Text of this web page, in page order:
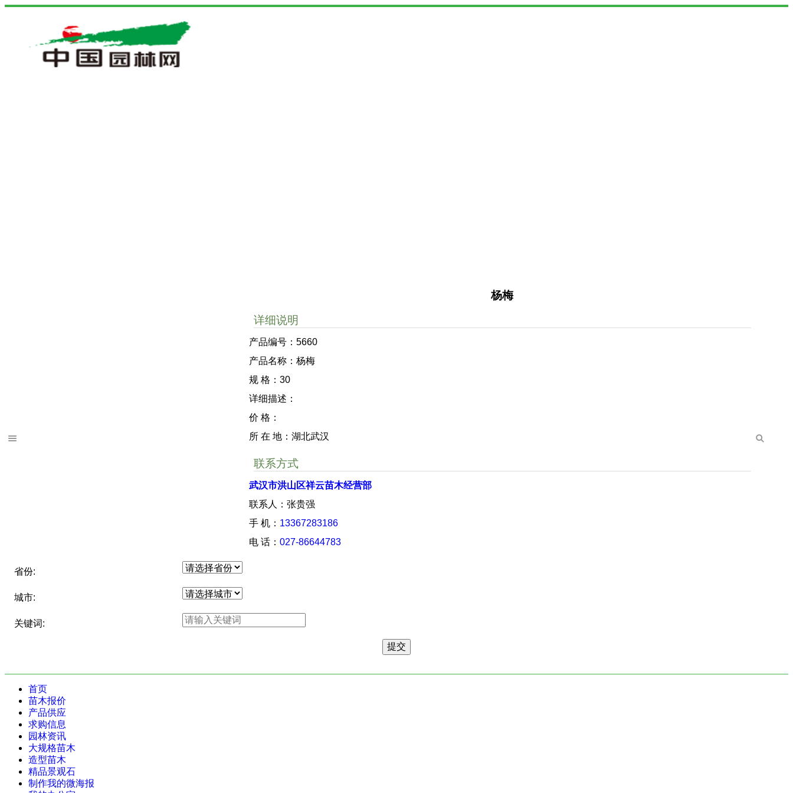
杨梅
详细说明
产品编号：5660
产品名称：杨梅
规 格：30
详细描述：
价 格：
所 在 地：湖北武汉
联系方式
武汉市洪山区祥云苗木经营部
联系人：张贵强
手 机： 13367283186
电 话：027-86644783
省份:
城市:
关键词:
首页
苗木报价
产品供应
求购信息
园林资讯
大规格苗木
造型苗木
精品景观石
制作我的微海报